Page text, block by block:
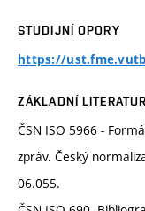
STUDIJNÍ OPORY
https://
ZÁKLADNÍ
ČSN ISO 5966 -
zpráv. Český
06.055.